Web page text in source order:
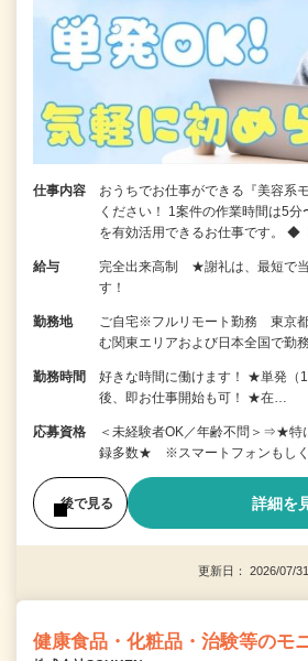
仕事内容
おうちでお仕事ができる『美容系
ください！ 1案件の作業時間は5
を有効活用できるお仕事です。 ◆
給与
完全出来高制 ★謝礼は、最短で当
す！
勤務地
ご自宅※フルリモート勤務 東京
む関東エリアおよび日本全国で勤
勤務時間
好きな時間に働けます！ ★単発（
後、即お仕事開始も可！ ★在…
応募資格
＜未経験者OK／年齢不問＞⇒★特
録多数★ ※スマートフォンもしく
後で見る 詳細を
更新日： 2026/07/
健康食品・化粧品・治験等のモ